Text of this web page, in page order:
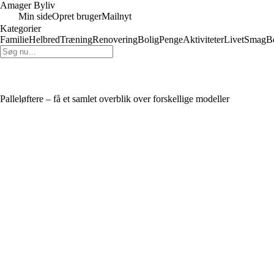
Amager Byliv
Min sideOpret brugerMailnyt
Kategorier
FamilieHelbredTræningRenoveringBoligPengeAktiviteterLivetSmag
Palleløftere – få et samlet overblik over forskellige modeller